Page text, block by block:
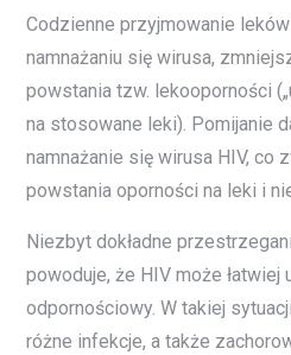
Codzienne przyjmowanie
namnażaniu się wirusa,
powstania tzw. lekooporności
na stosowane leki). Pomijanie
namnażanie się wirusa HIV, co
powstania oporności na leki i
Niezbyt dokładne
powoduje, że HIV może łatwiej
odpornościowy. W takiej
różne infekcje, a także